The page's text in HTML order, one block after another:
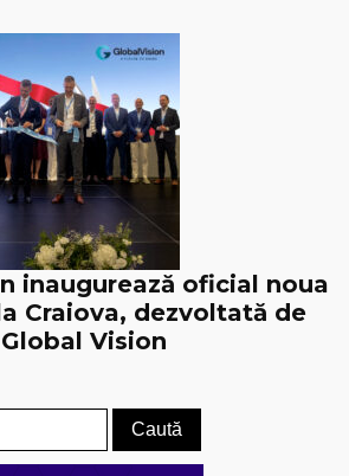
inaugurează oficial noua
Craiova, dezvoltată de
Global Vision